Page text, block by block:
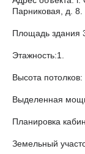
Парниковая, д. 8.
Площадь здания
Этажность:1.
Высота
Выделенная
Планировка
Земельный